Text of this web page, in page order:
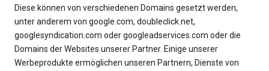
Diese können von verschiedenen Domains gesetzt werden,
unter anderem von google.com, doubleclick.net,
googlesyndication.com oder googleadservices.com oder die
Domains der Websites unserer Partner. Einige unserer
Werbeprodukte ermöglichen unseren Partnern, Dienste von